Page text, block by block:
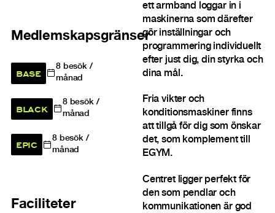
Medlemskapsgränser
BASE 8besök /
månad
BLACK 8besök /
månad
EPIC 8besök /
månad
Faciliteter
ett armband loggar in i
maskinerna som därefter
gör inställningar och
programmering individuellt
efter just dig, din styrka och
dina mål.
Fria vikter och
konditionsmaskiner finns
att tillgå för dig som önskar
det, som komplement till
EGYM.
Centret ligger perfekt för
den som pendlar och
kommunikationen är god